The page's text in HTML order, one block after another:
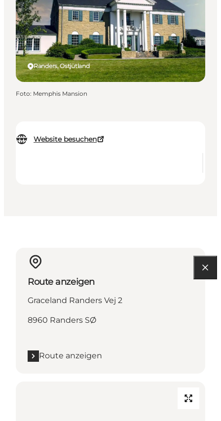
Website besuchen
Randers, Ostjütland
Foto: Memphis Mansion
Route anzeigen
Graceland Randers Vej 2
8960 Randers SØ
Route anzeigen